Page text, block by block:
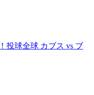
投球全球 カブス vs ブ